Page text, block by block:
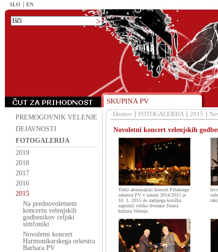
SLO EN
SKUPINA PV
PREMOGOVNIK VELENJE
DEJAVNOSTI
FOTOGALERIJA
2019
2018
2017
2016
2015
Na prednovoletnem
koncertu velenjskih
godbenikov celjski
simfoniki
Novoletni koncert
Harmonikarskega orkestra
Barbara PV
Domov FOTOGALERIJA 2015
Novoletni koncert velenjskih
Tretji abonmajski koncert Pihalnega
orkestra PV v sezoni 2014/2015 je
10. 1. 2015 do zadnjega kotička
napolnil veliko dvorano Doma
kultura Velenje.